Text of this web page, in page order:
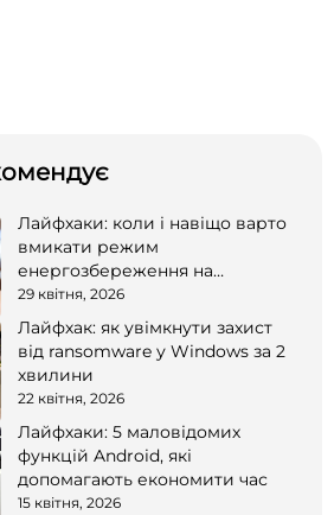
Лайфхаки: коли і навіщо варто
вмикати режим
енергозбереження на
смартфоні
29 квітня, 2026
Лайфхак: як увімкнути захист
від ransomware у Windows за 2
хвилини
22 квітня, 2026
Лайфхаки: 5 маловідомих
функцій Android, які
допомагають економити час
15 квітня, 2026